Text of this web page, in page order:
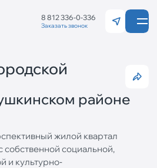
8 812 336-0-336
Заказать звонок
районе
жилой квартал
социальной,
и культурно‐